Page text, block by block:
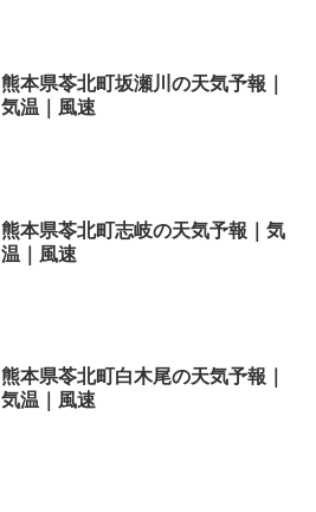
熊本県苓北町坂瀬川の天気予報｜
気温｜風速
熊本県苓北町志岐の天気予報｜気
温｜風速
熊本県苓北町白木尾の天気予報｜
気温｜風速